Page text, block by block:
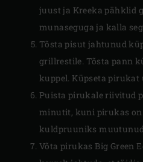
juust ja Kreeka pähklid
munaseguga ja kalla
Tõsta pisut jahtunud
grillrestile. Tõsta pann
kuppel. Küpseta pirukat
Puista pirukale riivitud
minutit, kuni pirukas
kuldpruuniks
Võta pirukas Big Green